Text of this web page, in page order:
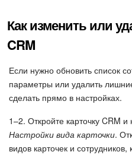
Как изменить или
CRM
Если нужно обновить список
параметры или удалить
сделать прямо в настройках.
1–2. Откройте карточку CRM
Настройки вида карточки.
видов карточек и